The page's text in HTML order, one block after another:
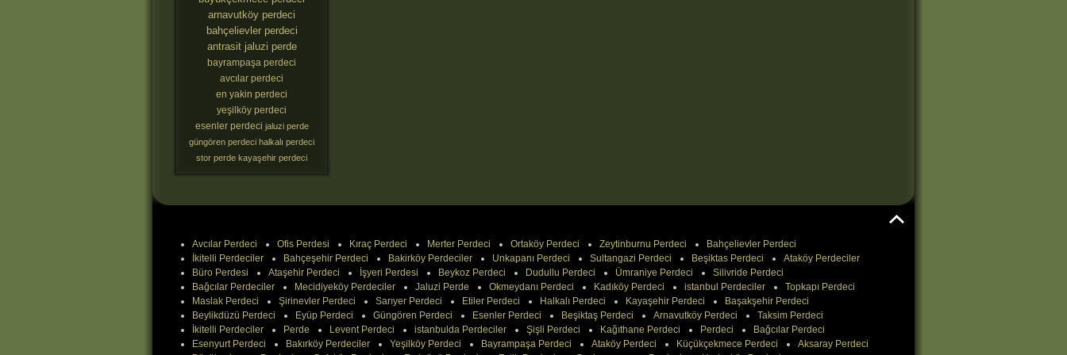
arnavutköy perdeci
bahçelievler perdeci
antrasit jaluzi perde
bayrampaşa perdeci
avcılar perdeci
en yakin perdeci
yeşilköy perdeci
esenler perdeci jaluzi perde
güngören perdeci halkalı perdeci
stor perde kayaşehir perdeci
Avcılar Perdeci Ofis Perdesi Kıraç Perdeci Merter Perdeci Ortaköy Perdeci Zeytinburnu Perdeci
Bahçelievler Perdeci
İkitelli Perdeciler
Bahçeşehir Perdeci Bakirköy Perdeciler Unkapanı Perdeci Sultangazi Perdeci Beşiktas Perdeci
Ataköy Perdeciler
Büro Perdesi
Ataşehir Perdeci İşyeri Perdesi Beykoz Perdeci Dudullu Perdeci Ümraniye Perdeci
Silivride Perdeci
Bağcılar Perdeciler
Mecidiyeköy Perdeciler Jaluzi Perde Okmeydanı Perdeci Kadıköy Perdeci istanbul Perdeciler
Topkapı Perdeci
Maslak Perdeci
Şirinevler Perdeci Sarıyer Perdeci Etiler Perdeci Halkalı Perdeci Kayaşehir Perdeci
Başakşehir Perdeci
Beylikdüzü Perdeci
Eyüp Perdeci Güngören Perdeci Esenler Perdeci Beşiktaş Perdeci Arnavutköy Perdeci
Taksim Perdeci
İkitelli Perdeciler
Perde Levent Perdeci istanbulda Perdeciler Şişli Perdeci Kağıthane Perdeci Perdeci
Bağcılar Perdeci
Esenyurt Perdeci
Bakırköy Perdeciler Yeşilköy Perdeci Bayrampaşa Perdeci Ataköy Perdeci Küçükçekmece Perdeci
Aksaray Perdeci